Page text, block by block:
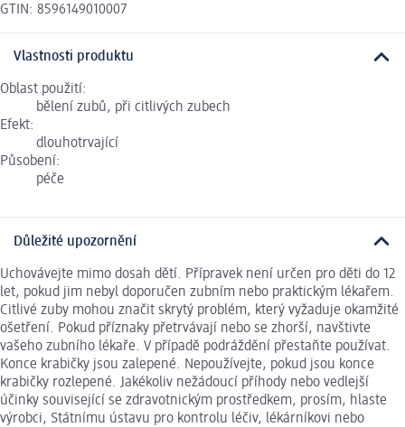
GTIN: 8596149010007
Vlastnosti produktu
Oblast použití:
bělení zubů, při citlivých zubech
Efekt:
dlouhotrvající
Působení:
péče
Důležité upozornění
Uchovávejte mimo dosah dětí. Přípravek není určen pro děti do 12
let, pokud jim nebyl doporučen zubním nebo praktickým lékařem.
Citlivé zuby mohou značit skrytý problém, který vyžaduje okamžité
ošetření. Pokud příznaky přetrvávají nebo se zhorší, navštivte
vašeho zubního lékaře. V případě podráždění přestaňte používat.
Konce krabičky jsou zalepené. Nepoužívejte, pokud jsou konce
krabičky rozlepené. Jakékoliv nežádoucí příhody nebo vedlejší
účinky související se zdravotnickým prostředkem, prosím, hlaste
výrobci, Státnímu ústavu pro kontrolu léčiv, lékárníkovi nebo